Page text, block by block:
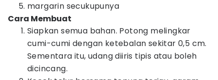
margarin secukupunya
Cara Membuat
Siapkan semua bahan. Potong melingkar
cumi-cumi dengan ketebalan sekitar 0,5 cm.
Sementara itu, udang diiris tipis atau boleh
dicincang.